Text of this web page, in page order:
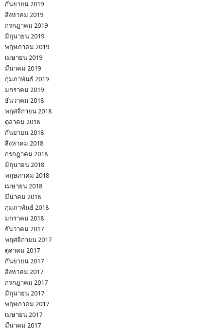
กันยายน 2019
สิงหาคม 2019
กรกฎาคม 2019
มิถุนายน 2019
พฤษภาคม 2019
เมษายน 2019
มีนาคม 2019
กุมภาพันธ์ 2019
มกราคม 2019
ธันวาคม 2018
พฤศจิกายน 2018
ตุลาคม 2018
กันยายน 2018
สิงหาคม 2018
กรกฎาคม 2018
มิถุนายน 2018
พฤษภาคม 2018
เมษายน 2018
มีนาคม 2018
กุมภาพันธ์ 2018
มกราคม 2018
ธันวาคม 2017
พฤศจิกายน 2017
ตุลาคม 2017
กันยายน 2017
สิงหาคม 2017
กรกฎาคม 2017
มิถุนายน 2017
พฤษภาคม 2017
เมษายน 2017
มีนาคม 2017